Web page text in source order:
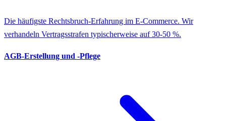
Die häufigste Rechtsbruch-Erfahrung im E-Commerce. Wir
verhandeln Vertragsstrafen typischerweise auf 30-50 %.
AGB-Erstellung und -Pflege